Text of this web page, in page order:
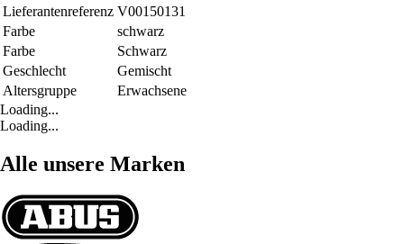
Lieferantenreferenz V00150131
Farbe
schwarz
Farbe
Schwarz
Geschlecht
Gemischt
Altersgruppe
Erwachsene
Loading...
Loading...
Alle unsere Marken